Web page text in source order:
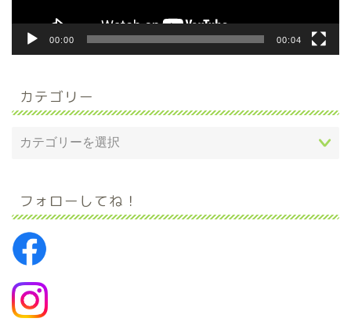
00:00 00:04
カテゴリー
フォローしてね！